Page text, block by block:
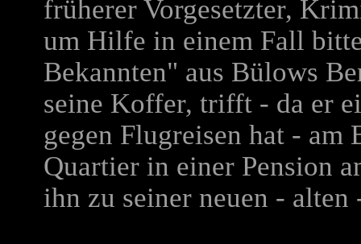
früherer Vorgesetzter,
um Hilfe in einem Fall
Bekannten" aus Bülows
seine Koffer, trifft - da er
gegen Flugreisen hat -
Quartier in einer Pension
ihn zu seiner neuen -